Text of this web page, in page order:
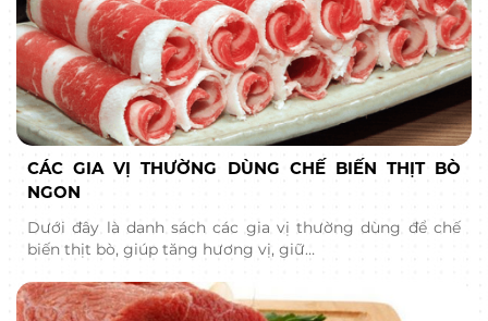
CÁC GIA VỊ THƯỜNG DÙNG CHẾ BIẾN THỊT BÒ
NGON
Dưới đây là danh sách các gia vị thường dùng để chế
biến thịt bò, giúp tăng hương vị, giữ…